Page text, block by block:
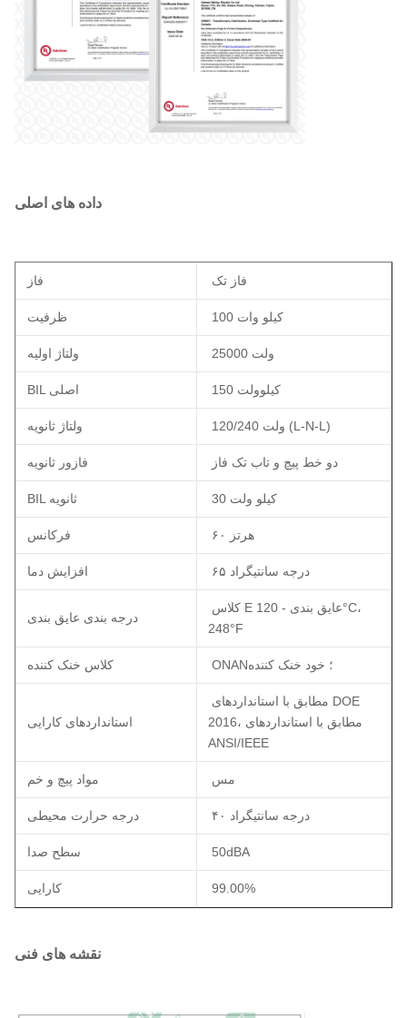
داده های اصلی
فاز فاز تک
ظرفیت 100 کیلو وات
ولتاژ اولیه 25000 ولت
BIL اصلی 150 کیلوولت
ولتاژ ثانویه 120/240 ولت (L-N-L)
فازور ثانویه دو خط پیچ و تاب تک فاز
BIL ثانویه 30 کیلو ولت
فرکانس ۶۰ هرتز
افزایش دما ۶۵ درجه سانتیگراد
درجه بندی عایق بندی
کلاس E عایق بندی - 120°C،
248°F
کلاس خنک کننده ONAN؛ خود خنک کننده
استانداردهای کارایی
مطابق با استانداردهای DOE
2016، مطابق با استانداردهای
ANSI/IEEE
مواد پیچ و خم مس
درجه حرارت محیطی ۴۰ درجه سانتیگراد
سطح صدا 50dBA
کارایی 99.00%
نقشه های فنی